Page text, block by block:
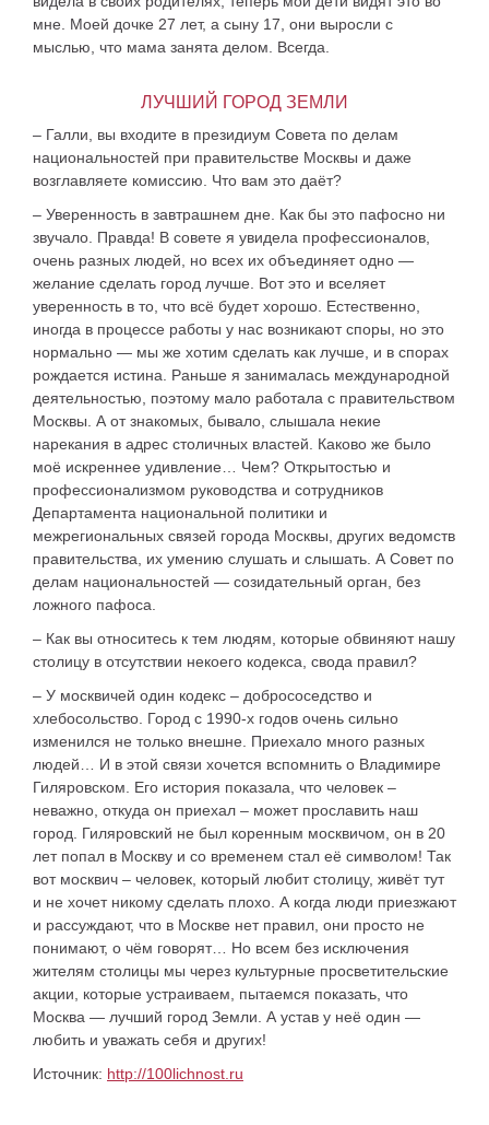
мне. Моей дочке 27 лет, а сыну 17, они выросли с
мыслью, что мама занята делом. Всегда.
ЛУЧШИЙ ГОРОД ЗЕМЛИ
– Галли, вы входите в президиум Совета по делам
национальностей при правительстве Москвы и даже
возглавляете комиссию. Что вам это даёт?
– Уверенность в завтрашнем дне. Как бы это пафосно ни
звучало. Правда! В совете я увидела профессионалов,
очень разных людей, но всех их объединяет одно —
желание сделать город лучше. Вот это и вселяет
уверенность в то, что всё будет хорошо. Естественно,
иногда в процессе работы у нас возникают споры, но это
нормально — мы же хотим сделать как лучше, и в спорах
рождается истина. Раньше я занималась международной
деятельностью, поэтому мало работала с правительством
Москвы. А от знакомых, бывало, слышала некие
нарекания в адрес столичных властей. Каково же было
моё искреннее удивление… Чем? Открытостью и
профессионализмом руководства и сотрудников
Департамента национальной политики и
межрегиональных связей города Москвы, других ведомств
правительства, их умению слушать и слышать. А Совет по
делам национальностей — созидательный орган, без
ложного пафоса.
– Как вы относитесь к тем людям, которые обвиняют нашу
столицу в отсутствии некоего кодекса, свода правил?
– У москвичей один кодекс – добрососедство и
хлебосоль­ство. Город с 1990-х годов очень сильно
изменился не только внешне. Приехало много разных
людей… И в этой связи хочется вспомнить о Владимире
Гиляровском. Его история показала, что человек –
неважно, откуда он приехал – может прославить наш
город. Гиляровский не был коренным москвичом, он в 20
лет попал в Москву и со временем стал её символом! Так
вот москвич – человек, который любит столицу, живёт тут
и не хочет никому сделать плохо. А когда люди приезжают
и рассуждают, что в Москве нет правил, они просто не
понимают, о чём говорят… Но всем без исключения
жителям столицы мы через культурные просветительские
акции, которые уст­раиваем, пытаемся показать, что
Москва — лучший город Земли. А устав у неё один —
любить и уважать себя и других!
Источник: http://100lichnost.ru